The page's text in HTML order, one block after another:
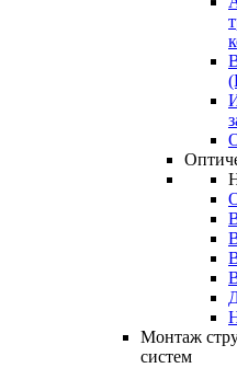
Монтаж
систем